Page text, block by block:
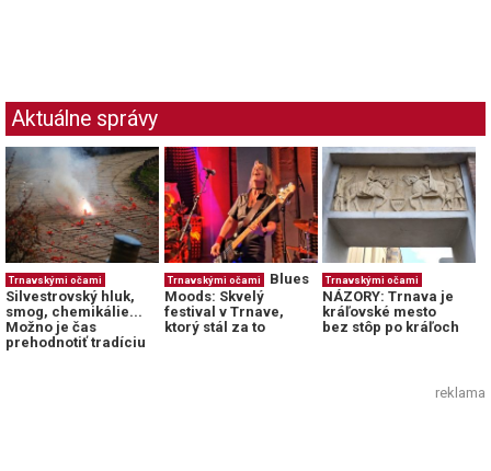
Aktuálne správy
Trnavskými očami
Silvestrovský hluk,
smog, chemikálie...
Možno je čas
prehodnotiť tradíciu
Trnavskými očami
Blues
Moods: Skvelý
festival v Trnave,
ktorý stál za to
Trnavskými očami
NÁZORY: Trnava je
kráľovské mesto
bez stôp po kráľoch
reklama